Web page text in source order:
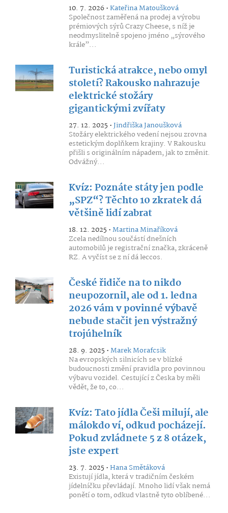
10. 7. 2026 •Kateřina Matoušková
Společnost zaměřená na prodej a výrobu
prémiových sýrů Crazy Cheese, s níž je
neodmyslitelně spojeno jméno „sýrového
krále”...
Turistická atrakce, nebo omyl
století? Rakousko nahrazuje
elektrické stožáry
gigantickými zvířaty
27. 12. 2025 •Jindřiška Janoušková
Stožáry elektrického vedení nejsou zrovna
estetickým doplňkem krajiny. V Rakousku
přišli s originálním nápadem, jak to změnit.
Odvážný...
Kvíz: Poznáte státy jen podle
„SPZ“? Těchto 10 zkratek dá
většině lidí zabrat
18. 12. 2025 •Martina Minaříková
Zcela nedílnou součástí dnešních
automobilů je registrační značka, zkráceně
RZ. A vyčíst se z ní dá leccos.
České řidiče na to nikdo
neupozornil, ale od 1. ledna
2026 vám v povinné výbavě
nebude stačit jen výstražný
trojúhelník
28. 9. 2025 •Marek Morafcsik
Na evropských silnicích se v blízké
budoucnosti změní pravidla pro povinnou
výbavu vozidel. Cestující z Česka by měli
vědět, že to, co...
Kvíz: Tato jídla Češi milují, ale
málokdo ví, odkud pocházejí.
Pokud zvládnete 5 z 8 otázek,
jste expert
23. 7. 2025 •Hana Smětáková
Existují jídla, která v tradičním českém
jídelníčku převládají. Mnoho lidí však nemá
ponětí o tom, odkud vlastně tyto oblíbené...